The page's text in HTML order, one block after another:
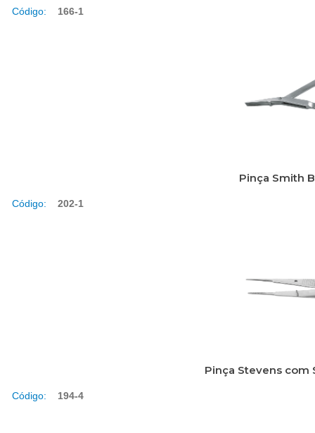
Código: 166-1
Pinça Smith
Código: 202-1
Pinça Stevens com
Código: 194-4